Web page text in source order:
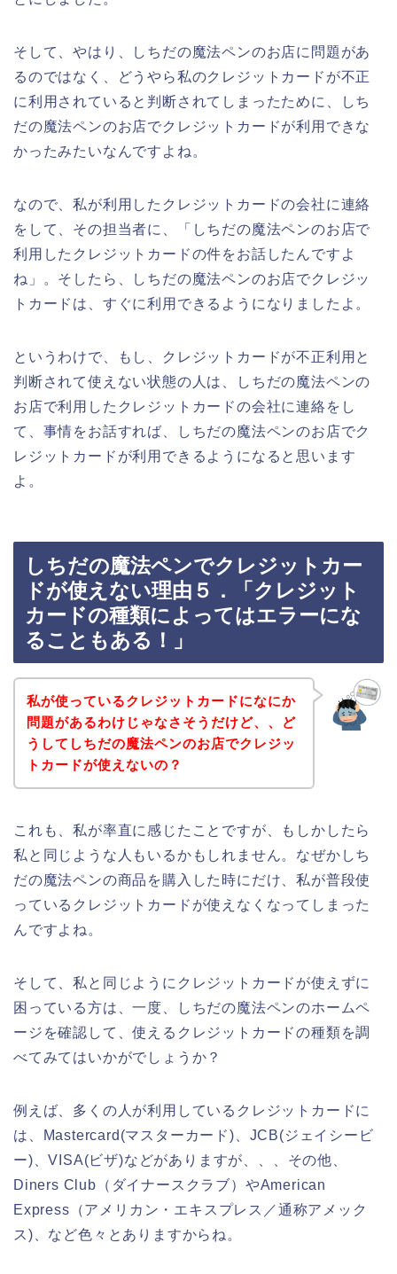
そして、やはり、しちだの魔法ペンのお店に問題があ
るのではなく、どうやら私のクレジットカードが不正
に利用されていると判断されてしまったために、しち
だの魔法ペンのお店でクレジットカードが利用できな
かったみたいなんですよね。
なので、私が利用したクレジットカードの会社に連絡
をして、その担当者に、「しちだの魔法ペンのお店で
利用したクレジットカードの件をお話したんですよ
ね」。そしたら、しちだの魔法ペンのお店でクレジッ
トカードは、すぐに利用できるようになりましたよ。
というわけで、もし、クレジットカードが不正利用と
判断されて使えない状態の人は、しちだの魔法ペンの
お店で利用したクレジットカードの会社に連絡をし
て、事情をお話すれば、しちだの魔法ペンのお店でク
レジットカードが利用できるようになると思います
よ。
しちだの魔法ペンでクレジットカー
ドが使えない理由５．「クレジット
カードの種類によってはエラーにな
ることもある！」
私が使っているクレジットカードになにか
問題があるわけじゃなさそうだけど、、ど
うしてしちだの魔法ペンのお店でクレジッ
トカードが使えないの？
これも、私が率直に感じたことですが、もしかしたら
私と同じような人もいるかもしれません。なぜかしち
だの魔法ペンの商品を購入した時にだけ、私が普段使
っているクレジットカードが使えなくなってしまった
んですよね。
そして、私と同じようにクレジットカードが使えずに
困っている方は、一度、しちだの魔法ペンのホームペ
ージを確認して、使えるクレジットカードの種類を調
べてみてはいかがでしょうか？
例えば、多くの人が利用しているクレジットカードに
は、Mastercard(マスターカード)、JCB(ジェイシービ
ー)、VISA(ビザ)などがありますが、、、その他、
Diners Club（ダイナースクラブ）やAmerican
Express（アメリカン・エキスプレス／通称アメック
ス)、など色々とありますからね。